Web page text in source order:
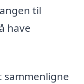
til
have
sammenligne